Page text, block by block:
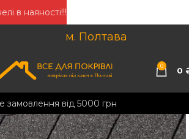
м. Полтава
0 0
замовлення від 5000 грн
в наяності!!!